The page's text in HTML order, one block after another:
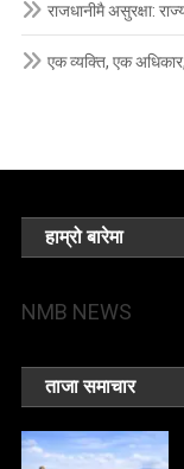
राजधानीमै असुरक्षा:
एक व्यक्ति, एक
हाम्रो बारेमा
NMB NEWS
ताजा समाचार